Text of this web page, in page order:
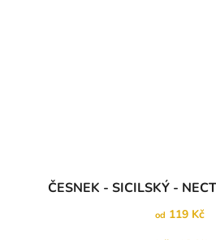
ČESNEK - SICILSKÝ -
od 119 Kč